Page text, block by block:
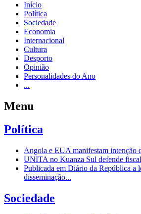
Início
Política
Sociedade
Economia
Internacional
Cultura
Desporto
Opinião
Personalidades do Ano
...
Menu
Política
Angola e EUA manifestam intenção
UNITA no Kuanza Sul defende
Publicada em Diário da República a
disseminação...
Sociedade